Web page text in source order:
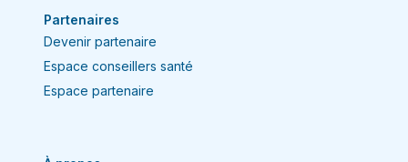
Patientez quelques minutes après un
Un court délai peut être
s’affiche dans l’Espace client.
833 602-0804, du lundi au vendredi, de 8 h à
Partenaires
Devenir partenaire
Espace conseillers santé
Espace partenaire